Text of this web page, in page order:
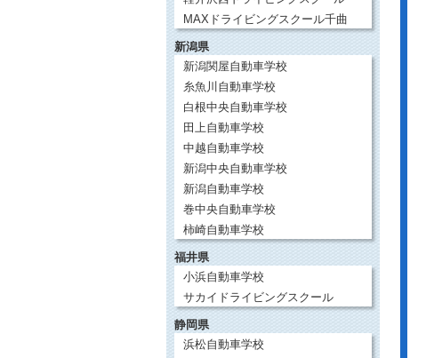
MAXドライビングスクール千曲
新潟県
新潟関屋自動車学校
糸魚川自動車学校
白根中央自動車学校
田上自動車学校
中越自動車学校
新潟中央自動車学校
新潟自動車学校
巻中央自動車学校
柿崎自動車学校
福井県
小浜自動車学校
サカイドライビングスクール
静岡県
浜松自動車学校